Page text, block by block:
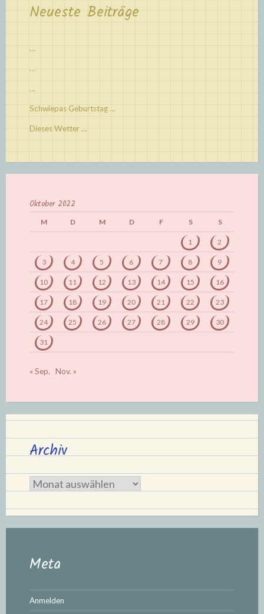
Neueste Beiträge
…
…
…
Schwiepas Geburtstag …
Dieses Wetter …
Oktober 2022
M D M D F S S
1 2
3 4 5 6 7 8 9
10 11 12 13 14 15 16
17 18 19 20 21 22 23
24 25 26 27 28 29 30
31
« Sep. Nov. »
Archiv
Archiv
Meta
Anmelden